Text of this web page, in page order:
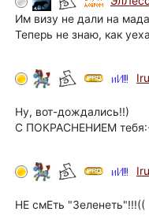
Им визу не дали на
Теперь не знаю, как
Ну, вот-дождались!!)
С ПОКРАСНЕНИЕМ
НЕ смЕть "Зеленеть"!!!((